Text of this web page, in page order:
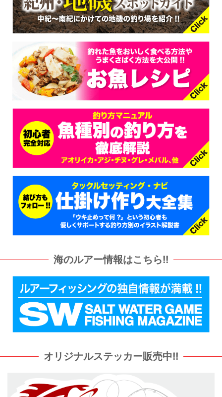
海のルアー情報はこちら!!
オリジナルステッカー販売中!!